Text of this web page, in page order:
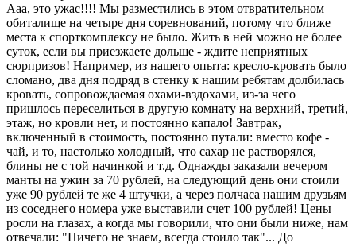
Ааа, это ужас!!!! Мы разместились в этом отвратительном
обиталище на четыре дня соревнований, потому что ближе
места к спорткомплексу не было. Жить в ней можно не более
суток, если вы приезжаете дольше - ждите неприятных
сюрпризов! Например, из нашего опыта: кресло-кровать было
сломано, два дня подряд в стенку к нашим ребятам долбилась
кровать, сопровождаемая охами-вздохами, из-за чего
пришлось переселиться в другую комнату на верхний, третий,
этаж, но кровли нет, и постоянно капало! Завтрак,
включенный в стоимость, постоянно путали: вместо кофе -
чай, и то, настолько холодный, что сахар не растворялся,
блины не с той начинкой и т.д. Однажды заказали вечером
манты на ужин за 70 рублей, на следующий день они стоили
уже 90 рублей те же 4 штучки, а через полчаса нашим друзьям
из соседнего номера уже выставили счет 100 рублей! Цены
росли на глазах, а когда мы говорили, что они были ниже, нам
отвечали: "Ничего не знаем, всегда стоило так"... До